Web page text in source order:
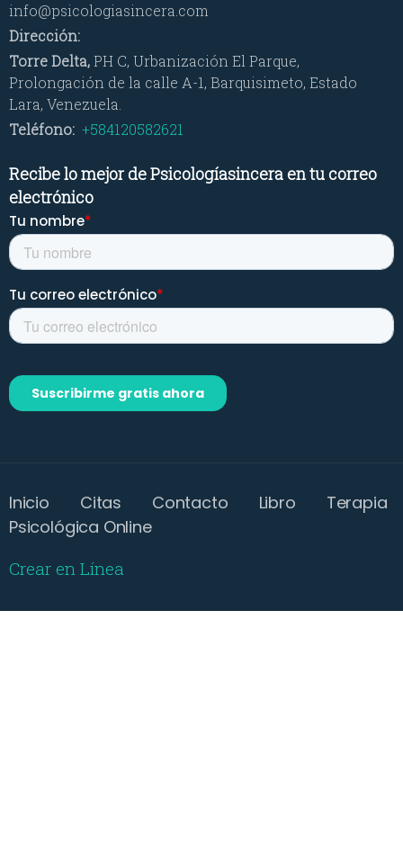
info@psicologiasincera.com
Dirección:
Torre Delta,PH C, Urbanización El Parque,
Prolongación de la calle A-1, Barquisimeto, Estado
Lara, Venezuela.
Teléfono: +584120582621
Recibe lo mejor de Psicologíasincera en tu correo
electrónico
Inicio Citas Contacto Libro
Terapia
Psicológica Online
Crear en Línea